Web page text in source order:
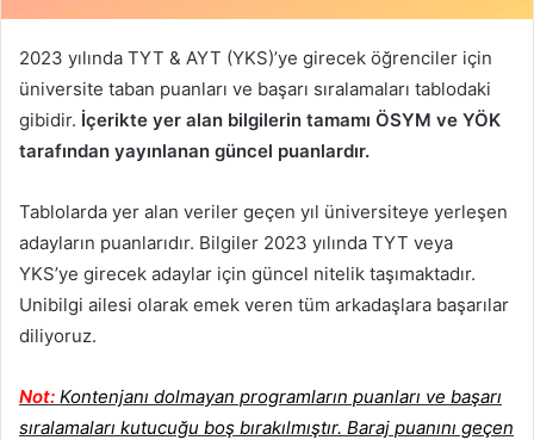
2023 yılında TYT & AYT (YKS)’ye girecek öğrenciler için
üniversite taban puanları ve başarı sıralamaları tablodaki
gibidir. İçerikte yer alan bilgilerin tamamı ÖSYM ve YÖK
tarafından yayınlanan güncel puanlardır.
Tablolarda yer alan veriler geçen yıl üniversiteye yerleşen
adayların puanlarıdır. Bilgiler 2023 yılında TYT veya
YKS’ye girecek adaylar için güncel nitelik taşımaktadır.
Unibilgi ailesi olarak emek veren tüm arkadaşlara başarılar
diliyoruz.
Not: Kontenjanı dolmayan programların puanları ve başarı
sıralamaları kutucuğu boş bırakılmıştır. Baraj puanını geçen